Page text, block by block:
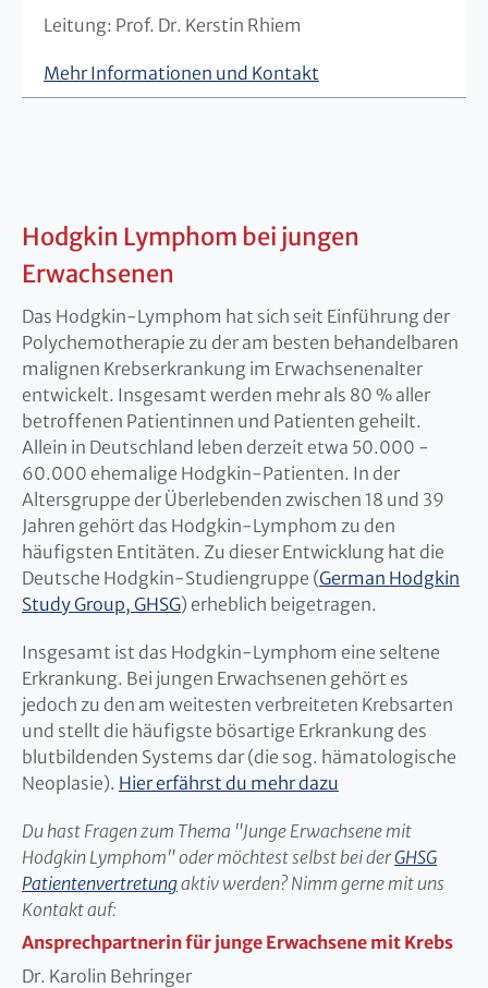
Leitung: Prof. Dr. Kerstin Rhiem
Mehr Informationen und Kontakt
Hodgkin Lymphom bei jungen
Erwachsenen
Das Hodgkin-Lymphom hat sich seit Einführung der
Polychemotherapie zu der am besten behandelbaren
malignen Krebserkrankung im Erwachsenenalter
entwickelt. Insgesamt werden mehr als 80 % aller
betroffenen Patientinnen und Patienten geheilt.
Allein in Deutschland leben derzeit etwa 50.000 -
60.000 ehemalige Hodgkin-Patienten. In der
Altersgruppe der Überlebenden zwischen 18 und 39
Jahren gehört das Hodgkin-Lymphom zu den
häufigsten Entitäten. Zu dieser Entwicklung hat die
Deutsche Hodgkin-Studiengruppe (German Hodgkin
Study Group, GHSG) erheblich beigetragen.
Insgesamt ist das Hodgkin-Lymphom eine seltene
Erkrankung. Bei jungen Erwachsenen gehört es
jedoch zu den am weitesten verbreiteten Krebsarten
und stellt die häufigste bösartige Erkrankung des
blutbildenden Systems dar (die sog. hämatologische
Neoplasie). Hier erfährst du mehr dazu
Du hast Fragen zum Thema "Junge Erwachsene mit
Hodgkin Lymphom" oder möchtest selbst bei derGHSG
Patientenvertretungaktiv werden? Nimm gerne mit uns
Kontakt auf:
Ansprechpartnerin für junge Erwachsene mit Krebs
Dr. Karolin Behringer